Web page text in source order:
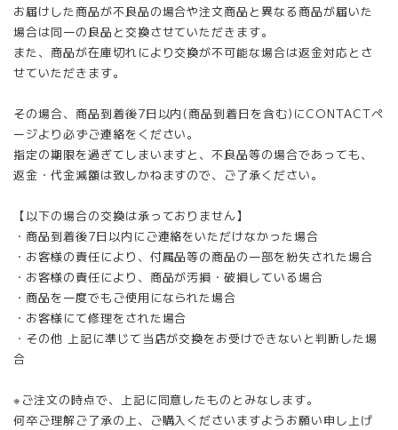
お届けした商品が不良品の場合や注文商品と異なる商品が届いた
場合は同一の良品と交換させていただきます。
また、商品が在庫切れにより交換が不可能な場合は返金対応とさ
せていただきます。
その場合、商品到着後7日以内(商品到着日を含む)にCONTACTペ
ージより必ずご連絡をください。
指定の期限を過ぎてしまいますと、不良品等の場合であっても、
返金・代金減額は致しかねますので、ご了承ください。
【以下の場合の交換は承っておりません】
・商品到着後7日以内にご連絡をいただけなかった場合
・お客様の責任により、付属品等の商品の一部を紛失された場合
・お客様の責任により、商品が汚損・破損している場合
・商品を一度でもご使用になられた場合
・お客様にて修理をされた場合
・その他 上記に準じて当店が交換をお受けできないと判断した場
合
※ご注文の時点で、上記に同意したものとみなします。
何卒ご理解ご了承の上、ご購入くださいますようお願い申し上げ